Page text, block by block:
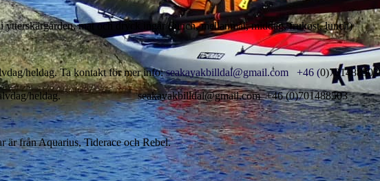
mat och dryck ingår (lunch, mellanmål, middag, frukost, lunch)
heldag. Ta kontakt för mer info:seakayakbilldal@gmail.com +46 (0)701488503
halvdag/heldag. seakayakbilldal@gmail.com +46 (0)701488503
är från Aquarius, Tiderace och Rebel.